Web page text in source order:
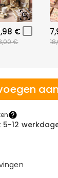
€
€
5-12